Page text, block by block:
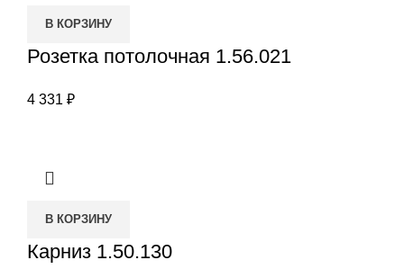
В КОРЗИНУ
Розетка потолочная 1.56.021
4 331 ₽
В КОРЗИНУ
Карниз 1.50.130